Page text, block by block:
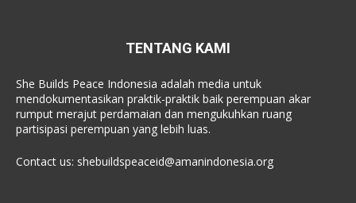
TENTANG KAMI
She Builds Peace Indonesia adalah media untuk
mendokumentasikan praktik-praktik baik perempuan akar
rumput merajut perdamaian dan mengukuhkan ruang
partisipasi perempuan yang lebih luas.
Contact us: shebuildspeaceid@amanindonesia.org